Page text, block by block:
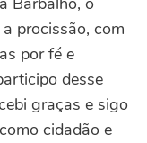
procissão, com
por fé e
desse
graças e sigo
cidadão e